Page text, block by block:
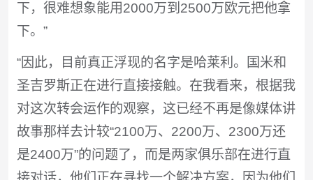
下，很难想象能用2000万到2500万欧元把他拿
下。”
“因此，目前真正浮现的名字是哈莱利。国米和
圣吉罗斯正在进行直接接触。在我看来，根据我
对这次转会运作的观察，这已经不再是像媒体讲
故事那样去计较“2100万、2200万、2300万还
是2400万”的问题了，而是两家俱乐部在进行直